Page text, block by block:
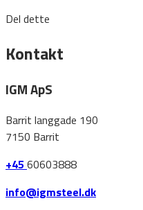
Del dette
Kontakt
IGM ApS
Barrit langgade 190
7150 Barrit
+45 60603888
info@igmsteel.dk